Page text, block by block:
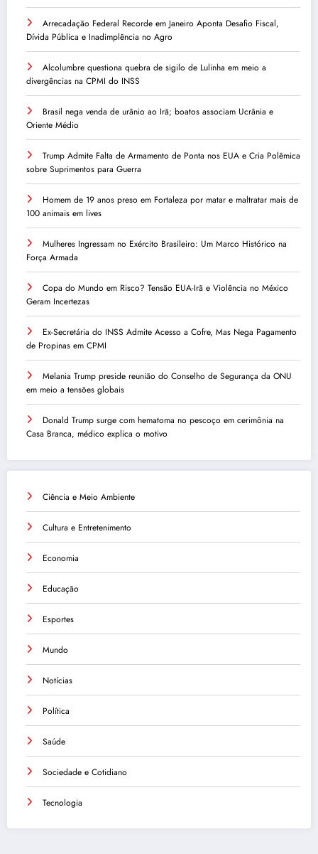
Arrecadação Federal Recorde em Janeiro Aponta Desafio Fiscal,
Dívida Pública e Inadimplência no Agro
Alcolumbre questiona quebra de sigilo de Lulinha em meio a
divergências na CPMI do INSS
Brasil nega venda de urânio ao Irã; boatos associam Ucrânia e
Oriente Médio
Trump Admite Falta de Armamento de Ponta nos EUA e Cria Polêmica
sobre Suprimentos para Guerra
Homem de 19 anos preso em Fortaleza por matar e maltratar mais de
100 animais em lives
Mulheres Ingressam no Exército Brasileiro: Um Marco Histórico na
Força Armada
Copa do Mundo em Risco? Tensão EUA-Irã e Violência no México
Geram Incertezas
Ex-Secretária do INSS Admite Acesso a Cofre, Mas Nega Pagamento
de Propinas em CPMI
Melania Trump preside reunião do Conselho de Segurança da ONU
em meio a tensões globais
Donald Trump surge com hematoma no pescoço em cerimônia na
Casa Branca, médico explica o motivo
Ciência e Meio Ambiente
Cultura e Entretenimento
Economia
Educação
Esportes
Mundo
Notícias
Política
Saúde
Sociedade e Cotidiano
Tecnologia